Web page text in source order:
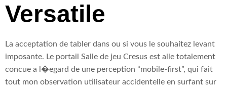
Versatile
La acceptation de tabler dans ou si vous le souhaitez levant
imposante. Le portail Salle de jeu Cresus est alle totalement
concue a l�egard de une perception “mobile-first”, qui fait
tout mon observation utilisateur accidentelle en surfant sur